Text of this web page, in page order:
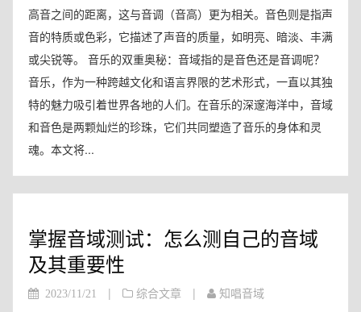
高音之间的距离，这与音调（音高）更为相关。音色则是指声
音的特质或色彩，它描述了声音的质量，如明亮、暗淡、丰满
或尖锐等。 音乐的双重奥秘：音域指的是音色还是音调呢？
音乐，作为一种跨越文化和语言界限的艺术形式，一直以其独
特的魅力吸引着世界各地的人们。在音乐的深邃海洋中，音域
和音色是两颗灿烂的珍珠，它们共同塑造了音乐的身体和灵
魂。本文将...
掌握音域测试：怎么测自己的音域
及其重要性
2023/11/21 | 综合文章 | 知唱音域